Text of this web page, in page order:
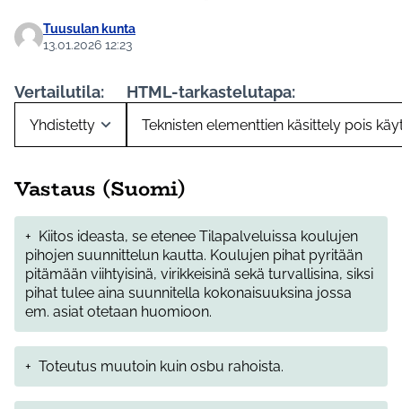
Tuusulan kunta
13.01.2026 12:23
Vertailutila: HTML-tarkastelutapa:
Vastaus (Suomi)
+ Kiitos ideasta, se etenee Tilapalveluissa koulujen
pihojen suunnittelun kautta. Koulujen pihat pyritään
pitämään viihtyisinä, virikkeisinä sekä turvallisina, siksi
pihat tulee aina suunnitella kokonaisuuksina jossa
em. asiat otetaan huomioon.
+ Toteutus muutoin kuin osbu rahoista.